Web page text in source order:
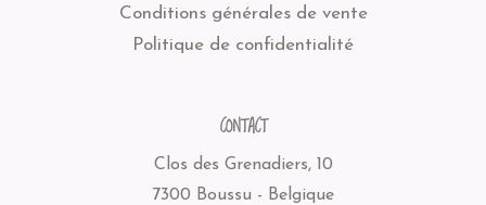
Conditions générales de vente
Politique de confidentialité
CONTACT
Clos des Grenadiers, 10
7300 Boussu - Belgique